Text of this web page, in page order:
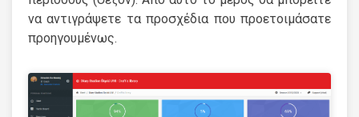
να αντιγράψετε τα προσχέδια που προετοιμάσατε
προηγουμένως.